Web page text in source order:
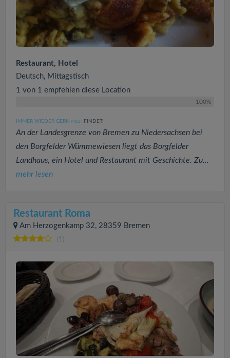
Restaurant, Hotel
Deutsch, Mittagstisch
1 von 1 empfehlen diese Location
100%
IMMER WIEDER GERN (402 ) FINDET:
An der Landesgrenze von Bremen zu Niedersachsen bei
den Borgfelder Wümmewiesen liegt das Borgfelder
Landhaus, ein Hotel und Restaurant mit Geschichte. Zu...
mehr lesen
Restaurant Roma
Am Herzogenkamp 32, 28359 Bremen
(1)